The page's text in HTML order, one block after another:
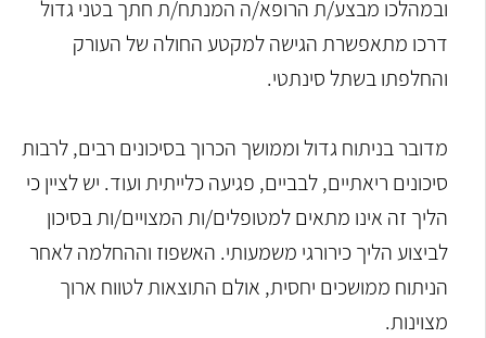
ובמהלכו מבצע/ת הרופא/ה המנתח/ת חתך בטני גדול
דרכו מתאפשרת הגישה למקטע החולה של העורק
והחלפתו בשתל סינתטי.
מדובר בניתוח גדול וממושך הכרוך בסיכונים רבים, לרבות
סיכונים ריאתיים, לבביים, פגיעה כלייתית ועוד. יש לציין כי
הליך זה אינו מתאים למטופלים/ות המצויים/ות בסיכון
לביצוע הליך כירורגי משמעותי. האשפוז וההחלמה לאחר
הניתוח ממושכים יחסית, אולם התוצאות לטווח ארוך
מצוינות.